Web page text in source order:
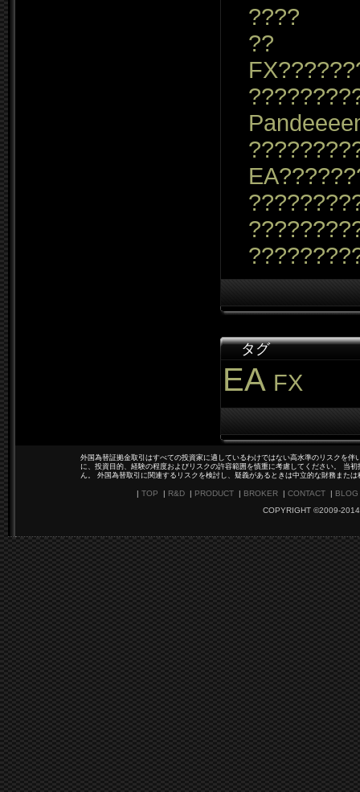
????
??
タグ
EA FX
外国為替証拠金取引はすべての投資家に適しているわけではない高水準のリスクを
に、投資目的、経験の程度およびリスクの許容範囲を慎重に考慮してください。 当
ん。 外国為替取引に関連するリスクを検討し、疑義があるときは中立的な財務また
TOP R&D| PRODUCT| BROKER| CONTACT| BLOG
COPYRIGHT ©2009-